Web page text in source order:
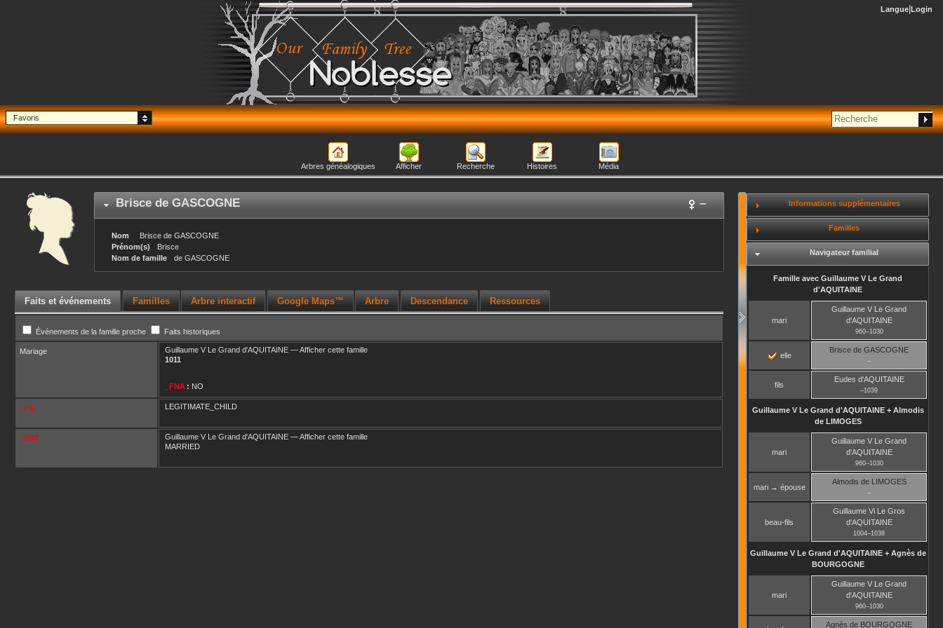
Noblesse
Langue Login
Favoris
Arbres généalogiques Afficher Recherche Histoires Média
Brisce de GASCOGNE –
Nom Brisce de GASCOGNE
Prénom(s)
Brisce
Nom de famille
de GASCOGNE
Faits et événements Familles Arbre interactif Google Maps™ Arbre Descendance Ressources
Événements de la famille proche Faits historiques
Mariage Guillaume V Le Grand d'AQUITAINE —Afficher cette famille
1011
_FNA : NO
_FIL LEGITIMATE_CHILD
_UST Guillaume V Le Grand d'AQUITAINE —Afficher cette famille
MARRIED
Informations supplémentaires
Familles
Navigateur familial
Famille avec Guillaume V Le Grand
d'AQUITAINE
mari
Guillaume V Le Grand
d'AQUITAINE
960–1030
elle
Brisce de GASCOGNE
–
fils
Eudes d'AQUITAINE
–1039
Guillaume V Le Grand d'AQUITAINE+ Almodis
de LIMOGES
mari
Guillaume V Le Grand
d'AQUITAINE
960–1030
mari → épouse
Almodis de LIMOGES
–
beau-fils
Guillaume Vi Le Gros
d'AQUITAINE
1004–1038
Guillaume V Le Grand d'AQUITAINE+ Agnèsde
BOURGOGNE
mari
Guillaume V Le Grand
d'AQUITAINE
960–1030
Agnès de BOURGOGNE